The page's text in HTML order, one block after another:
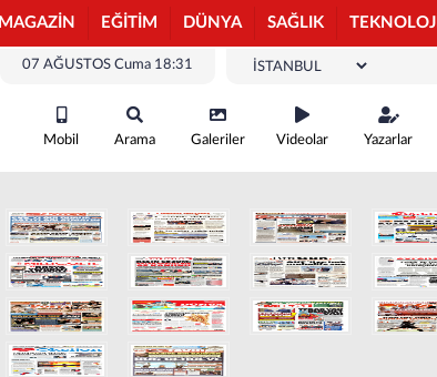
MAGAZİN EĞİTİM DÜNYA SAĞLIK TEKNOLOJİ
07 AĞUSTOS Cuma 18:31
Mobil Arama Galeriler Videolar Yazarlar